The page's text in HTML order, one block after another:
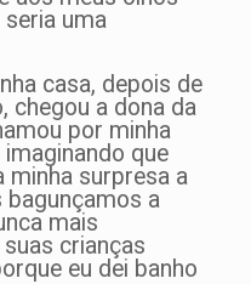
uma
casa, depois de
chegou a dona da
por minha
que
minha surpresa a
bagunçamos a
mais
crianças
eu dei banho